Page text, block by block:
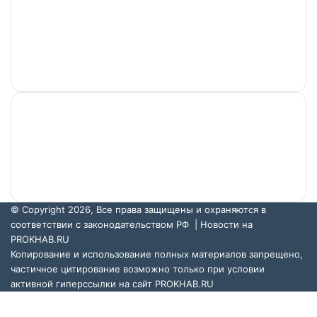
© Copyright 2026, Все права защищены и охраняются в
соответствии с законодательством РФ | Новости на
PROKHAB.RU
Копирование и использование полных материалов запрещено,
частичное цитирование возможно только при условии
активной гиперссылки на сайт PROKHAB.RU